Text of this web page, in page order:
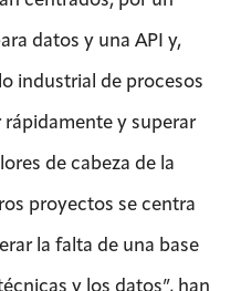
datos y una API y,
industrial de procesos
rápidamente y superar
de cabeza de la
proyectos se centra
la falta de una base
y los datos”, han